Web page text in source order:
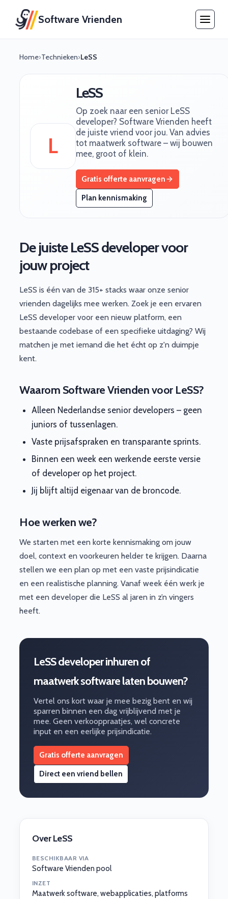
Software Vrienden
Home›Technieken›LeSS
L
LeSS
Op zoek naar een senior LeSS
developer? Software Vrienden heeft
de juiste vriend voor jou. Van advies
tot maatwerk software – wij bouwen
mee, groot of klein.
Gratis offerte aanvragen
Plan kennismaking
De juiste LeSS developer voor
jouw project
LeSS is één van de 315+ stacks waar onze senior
vrienden dagelijks mee werken. Zoek je een ervaren
LeSS developer voor een nieuw platform, een
bestaande codebase of een specifieke uitdaging? Wij
matchen je met iemand die het écht op z'n duimpje
kent.
Waarom Software Vrienden voor LeSS?
Alleen Nederlandse senior developers – geen
juniors of tussenlagen.
Vaste prijsafspraken en transparante sprints.
Binnen een week een werkende eerste versie
of developer op het project.
Jij blijft altijd eigenaar van de broncode.
Hoe werken we?
We starten met een korte kennismaking om jouw
doel, context en voorkeuren helder te krijgen. Daarna
stellen we een plan op met een vaste prijsindicatie
en een realistische planning. Vanaf week één werk je
met een developer die LeSS al jaren in z’n vingers
heeft.
LeSS developer inhuren of
maatwerk software laten bouwen?
Vertel ons kort waar je mee bezig bent en wij
sparren binnen een dag vrijblijvend met je
mee. Geen verkooppraatjes, wel concrete
input en een eerlijke prijsindicatie.
Gratis offerte aanvragen
Direct een vriend bellen
Over LeSS
BESCHIKBAAR VIA
Software Vrienden pool
INZET
Maatwerk software, webapplicaties, platforms